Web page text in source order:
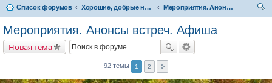
Список форумов Хорошие, добрые новости и их распространение в обществе
Мероприятия. Анонсы встреч. Афиша
Мероприятия. Анонсы встреч. Афиша
Новая тема
92 темы 1 2